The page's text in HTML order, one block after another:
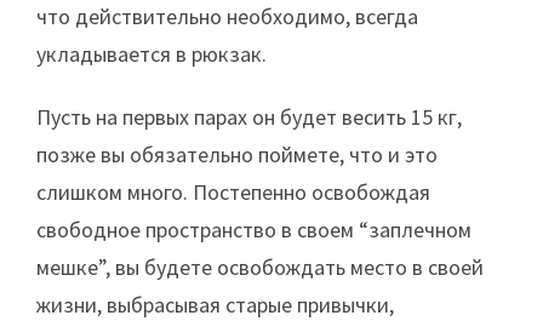
что действительно необходимо, всегда
укладывается в рюкзак.
Пусть на первых парах он будет весить 15 кг,
позже вы обязательно поймете, что и это
слишком много. Постепенно освобождая
свободное пространство в своем “заплечном
мешке”, вы будете освобождать место в своей
жизни, выбрасывая старые привычки,